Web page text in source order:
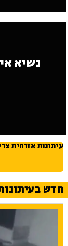
נשיא
עיתונות אזרחית
חדש